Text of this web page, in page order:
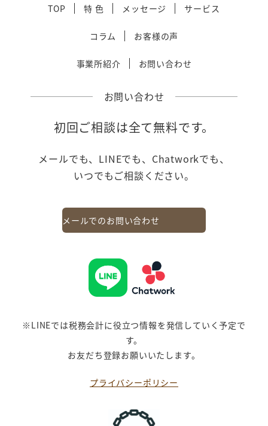
TOP 特 色 メッセージ サービス
コラム お客様の声
事業所紹介 お問い合わせ
お問い合わせ
初回ご相談は全て無料です。
メールでも、LINEでも、Chatworkでも、
いつでもご相談ください。
メールでのお問い合わせ
※LINEでは税務会計に役立つ情報を発信していく予定で
す。
お友だち登録お願いいたします。
プライバシーポリシー